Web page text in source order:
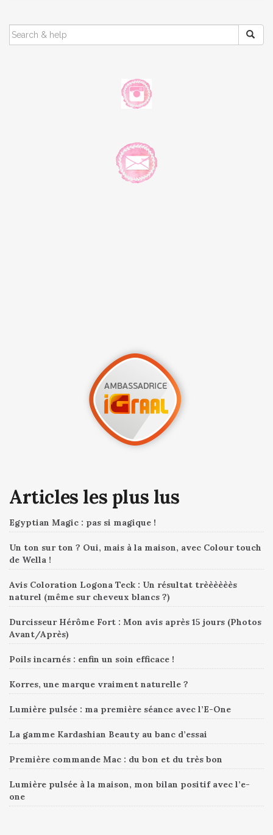
SEARCH
FOR:
Articles les plus lus
Egyptian Magic : pas si magique !
Un ton sur ton ? Oui, mais à la maison, avec Colour touch
de Wella !
Avis Coloration Logona Teck : Un résultat trèèèèèès
naturel (même sur cheveux blancs ?)
Durcisseur Hérôme Fort : Mon avis après 15 jours (Photos
Avant/Après)
Poils incarnés : enfin un soin efficace !
Korres, une marque vraiment naturelle ?
Lumière pulsée : ma première séance avec l’E-One
La gamme Kardashian Beauty au banc d’essai
Première commande Mac : du bon et du très bon
Lumière pulsée à la maison, mon bilan positif avec l’e-
one